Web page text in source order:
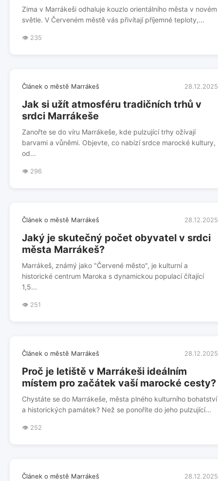
Zima v Marrákeši odhaluje kouzlo orientálního města v novém
světle. V Červeném městě vás přivítají příjemné teploty,...
👁️ 235
Článek o městě Marrákeš 28.12.2025
Jak si užít atmosféru tradičních trhů v
srdci Marrákeše
Zanořte se do víru Marrákeše, kde pulzující trhy ožívají
barvami a vůněmi. Objevte, co nabízí srdce marocké kultury,
od...
👁️ 296
Článek o městě Marrákeš 28.12.2025
Jaký je skutečný počet obyvatel v srdci
města Marrákeš?
Marrákeš, známý jako "Červené město", je kulturní a
historické centrum Maroka s dynamickou populací čítající
1,5...
👁️ 251
Článek o městě Marrákeš 28.12.2025
Proč je letiště v Marrákeši ideálním
místem pro začátek vaší marocké cesty?
Chystáte se do Marrákeše, města plného kulturního bohatství
a historických památek? Než se ponoříte do jeho pulzující...
👁️ 252
Článek o městě Marrákeš 28.12.2025